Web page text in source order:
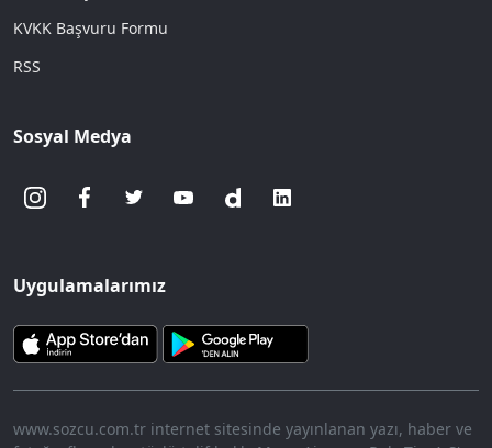
KVKK Başvuru Formu
RSS
Sosyal Medya
Uygulamalarımız
www.sozcu.com.tr internet sitesinde yayınlanan yazı, haber ve